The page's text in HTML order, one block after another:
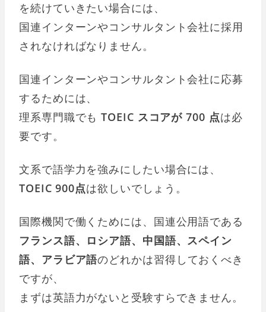
を続けていきたい場合には、
国連インターンやコンサルタント会社に採用
されなければなりません。
国連インターンやコンサルタント会社に応募
するためには、
理系専門職でもTOEIC スコアが 700 点は必
要です。
文系で語学力を強みにしたい場合には、
TOEIC 900点は欲しいでしょう。
国際機関で働くためには、国連公用語である
フランス語、ロシア語、中国語、スペイン
語、アラビア語のどれかは習得しておくべき
ですが、
まずは英語力がないと受験すらできません。